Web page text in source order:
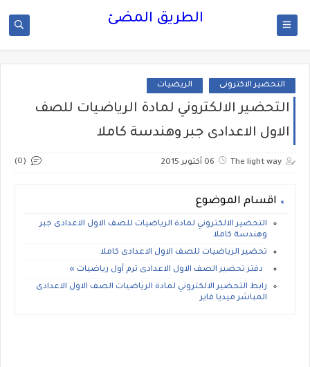
الطريق المضئ
التحضير الاكترونى الريضيات
التحضير الالكتروني لمادة الرياضيات للصف
الاول الاعدادى جبر وهندسة كاملا
The light way 06 أكتوبر 2015 (0)
اقسام الموضوع
التحضير الالكتروني لمادة الرياضيات للصف الاول الاعدادى جبر
وهندسة كاملا
تحضير الرياضيات للصف الاول الاعدادى كاملا
دفتر تحضير الصف الاول الاعدادى ترم أول رياضيات »
رابط التحضير الالكتروني لمادة الرياضيات الصف الاول الاعدادى
المباشر ميديا فاير